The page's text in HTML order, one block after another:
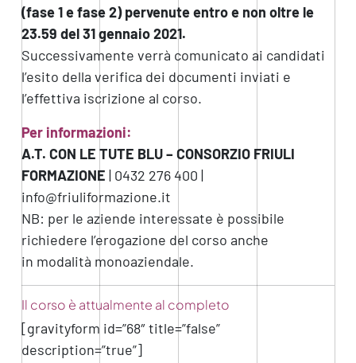
(fase 1 e fase 2) pervenute entro e non oltre le
23.59 del 31 gennaio 2021.
Successivamente verrà comunicato ai candidati
l’esito della verifica dei documenti inviati e
l’effettiva iscrizione al corso.
Per informazioni:
A.T. CON LE TUTE BLU – CONSORZIO FRIULI
FORMAZIONE | 0432 276 400 |
info@friuliformazione.it
NB: per le aziende interessate è possibile
richiedere l’erogazione del corso anche
in modalità monoaziendale.
Il corso è attualmente al completo
[gravityform id=”68″ title=”false”
description=”true”]